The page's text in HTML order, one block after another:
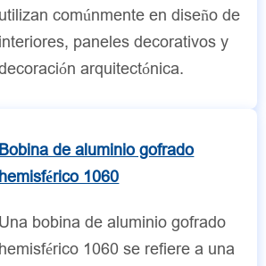
utilizan comúnmente en diseño de
interiores, paneles decorativos y
arquitectónica.
Bobina de aluminio gofrado
hemisférico 1060
Una bobina de aluminio gofrado
hemisférico 1060 se refiere a una